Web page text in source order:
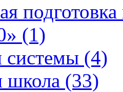
(1)
системы (4)
школа (33)